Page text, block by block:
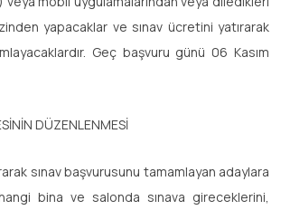
yapacaklar ve sınav ücretini yatırarak
Geç başvuru günü 06 Kasım
DÜZENLENMESİ
sınav başvurusunu tamamlayan adaylara
bina ve salonda sınava gireceklerini,